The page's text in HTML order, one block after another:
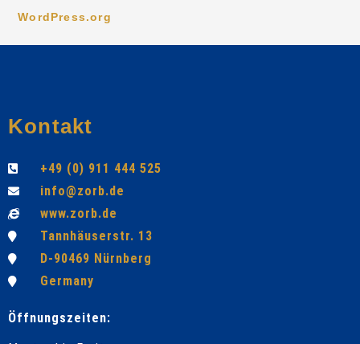
WordPress.org
Kontakt
+49 (0) 911 444 525
info@zorb.de
www.zorb.de
Tannhäuserstr. 13
D-90469 Nürnberg
Germany
Öffnungszeiten: